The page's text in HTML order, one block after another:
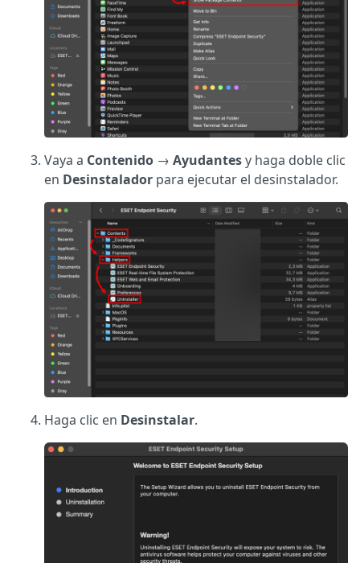
Vaya a Contenido → Ayudantesy haga doble clic
en Desinstalador para ejecutar el desinstalador.
Haga clic en Desinstalar.